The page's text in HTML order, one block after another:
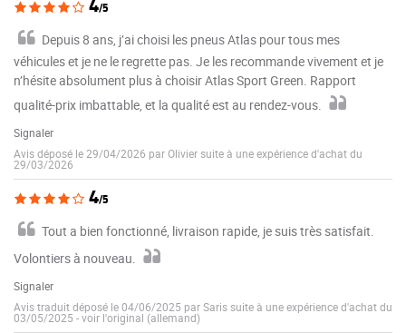
4/5
Depuis 8 ans, j’ai choisi les pneus Atlas pour tous mes
véhicules et je ne le regrette pas. Je les recommande vivement et je
n’hésite absolument plus à choisir Atlas Sport Green. Rapport
qualité-prix imbattable, et la qualité est au rendez-vous.
Signaler
Avis déposé le 29/04/2026 par Olivier suite à une expérience d'achat du
29/03/2026
4/5
Tout a bien fonctionné, livraison rapide, je suis très satisfait.
Volontiers à nouveau.
Signaler
Avis traduit déposé le 04/06/2025 par Saris suite à une expérience d'achat du
03/05/2025 -voir l'original (allemand)